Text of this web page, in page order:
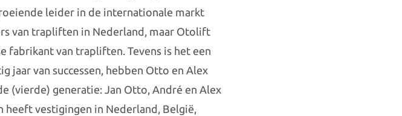
leider in de internationale markt
van trapliften in Nederland, maar Otolift
fabrikant van trapliften. Tevens is het een
jaar van successen, hebben Otto en Alex
(vierde) generatie: Jan Otto, André en Alex
vestigingen in Nederland, België,